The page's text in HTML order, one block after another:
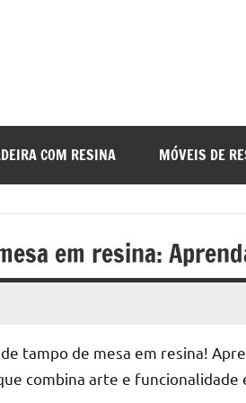
Resinada
–
Como
Fazer
uma
Mesa
resinadas,
a
elegância
se
encontra
COM RESINA MÓVEIS DE
em resina:
tampo de mesa em resina!
combina arte e funcionalidade